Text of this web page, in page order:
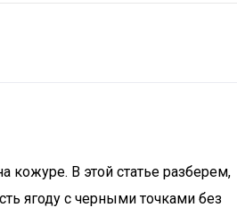
В этой статье разберем,
ягоду с черными точками без